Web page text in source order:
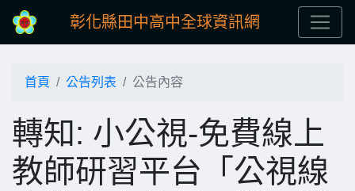
彰化縣田中高中全球資訊網
首頁 公告列表 公告內容
轉知: 小公視-免費線上
教師研習平台「公視線